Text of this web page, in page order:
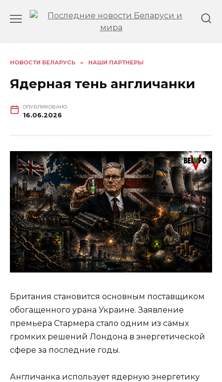
НОВОСТИ БЕЛАРУСЬ » НАШИ ПАРТНЕРЫ
Ядерная тень англичанки
ОПУБЛИКОВАНО
16.06.2026
Британия становится основным поставщиком
обогащенного урана Украине. Заявление
премьера Стармера стало одним из самых
громких решений Лондона в энергетической
сфере за последние годы.
Англичанка использует ядерную энергетику